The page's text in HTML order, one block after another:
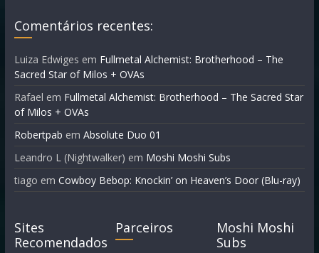
Comentários recentes:
Luiza Edwiges em Fullmetal Alchemist: Brotherhood – The
Sacred Star of Milos + OVAs
Rafael em Fullmetal Alchemist: Brotherhood – The Sacred Star
of Milos + OVAs
Robertpab em Absolute Duo 01
Leandro L (Nightwalker) em Moshi Moshi Subs
tiago em Cowboy Bebop: Knockin’ on Heaven’s Door (Blu-ray)
Sites
Recomendados
Parceiros
Moshi Moshi
Subs